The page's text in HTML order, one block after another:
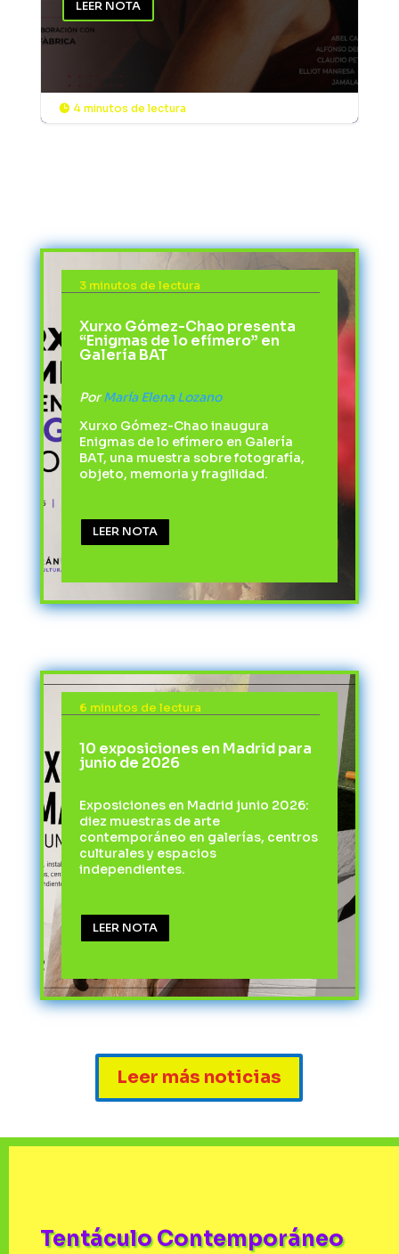
LEER NOTA
 4 minutos de lectura
3 minutos de lectura
Xurxo Gómez-Chao presenta
“Enigmas de lo efímero” en
Galería BAT
PorMaría Elena Lozano
Xurxo Gómez-Chao inaugura
Enigmas de lo efímero en Galería
BAT, una muestra sobre fotografía,
objeto, memoria y fragilidad.
LEER NOTA
6 minutos de lectura
10 exposiciones en Madrid para
junio de 2026
Exposiciones en Madrid junio 2026:
diez muestras de arte
contemporáneo en galerías, centros
culturales y espacios
independientes.
LEER NOTA
Leer más noticias
Tentáculo Contemporáneo